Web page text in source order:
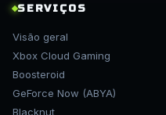
SERVIÇOS
Visão geral
Xbox Cloud Gaming
Boosteroid
GeForce Now (ABYA)
Blacknut